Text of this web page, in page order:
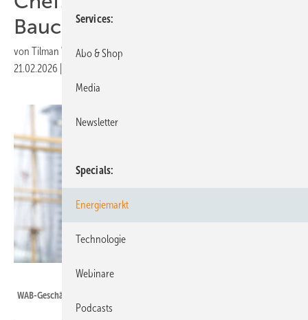
Bauchschmerzen damit“
von Tilman Weber
21.02.2026
WAB-Geschäftsführer Markus Nölke
Services
Abo & Shop
Media
Newsletter
Specials
Energiemarkt
Technologie
Webinare
Podcasts